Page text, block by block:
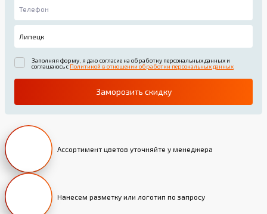
Заполняя форму, я даю согласие на обработку персональных данных и
соглашаюсь с Политикой в отношении обработки персональных данных
Заморозить скидку
Ассортимент цветов уточняйте у менеджера
Нанесем разметку или логотип по запросу